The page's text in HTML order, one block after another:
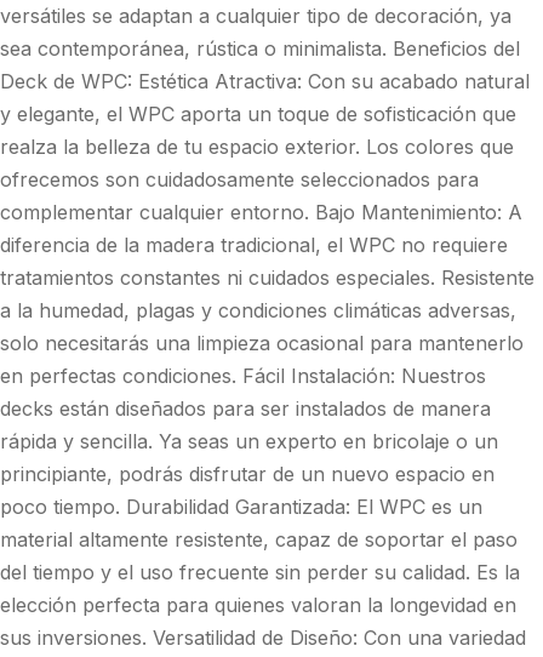
versátiles se adaptan a cualquier tipo de decoración, ya
sea contemporánea, rústica o minimalista. Beneficios del
Deck de WPC: Estética Atractiva: Con su acabado natural
y elegante, el WPC aporta un toque de sofisticación que
realza la belleza de tu espacio exterior. Los colores que
ofrecemos son cuidadosamente seleccionados para
complementar cualquier entorno. Bajo Mantenimiento: A
diferencia de la madera tradicional, el WPC no requiere
tratamientos constantes ni cuidados especiales. Resistente
a la humedad, plagas y condiciones climáticas adversas,
solo necesitarás una limpieza ocasional para mantenerlo
en perfectas condiciones. Fácil Instalación: Nuestros
decks están diseñados para ser instalados de manera
rápida y sencilla. Ya seas un experto en bricolaje o un
principiante, podrás disfrutar de un nuevo espacio en
poco tiempo. Durabilidad Garantizada: El WPC es un
material altamente resistente, capaz de soportar el paso
del tiempo y el uso frecuente sin perder su calidad. Es la
elección perfecta para quienes valoran la longevidad en
sus inversiones. Versatilidad de Diseño: Con una variedad